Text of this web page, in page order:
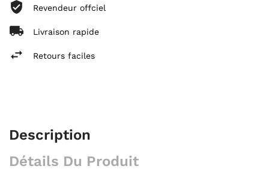
Revendeur offciel
Livraison rapide
Retours faciles
Description
Détails Du Produit